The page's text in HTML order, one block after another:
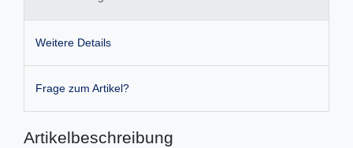
Weitere Details
Frage zum Artikel?
Artikelbeschreibung